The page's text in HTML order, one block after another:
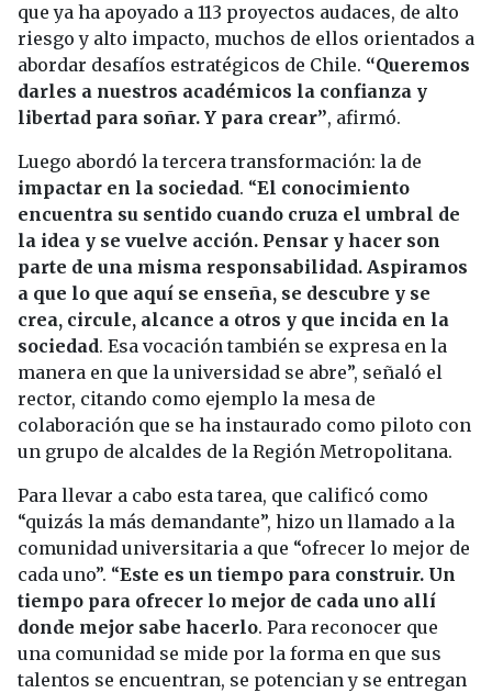
que ya ha apoyado a 113 proyectos audaces, de alto
riesgo y alto impacto, muchos de ellos orientados a
abordar desafíos estratégicos de Chile. “Queremos
darles a nuestros académicos la confianza y
libertad para soñar. Y para crear”, afirmó.
Luego abordó la tercera transformación: la de
impactar en la sociedad. “El conocimiento
encuentra su sentido cuando cruza el umbral de
la idea y se vuelve acción. Pensar y hacer son
parte de una misma responsabilidad. Aspiramos
a que lo que aquí se enseña, se descubre y se
crea, circule, alcance a otros y que incida en la
sociedad. Esa vocación también se expresa en la
manera en que la universidad se abre”, señaló el
rector, citando como ejemplo la mesa de
colaboración que se ha instaurado como piloto con
un grupo de alcaldes de la Región Metropolitana.
Para llevar a cabo esta tarea, que calificó como
“quizás la más demandante”, hizo un llamado a la
comunidad universitaria a que “ofrecer lo mejor de
cada uno”. “Este es un tiempo para construir. Un
tiempo para ofrecer lo mejor de cada uno allí
donde mejor sabe hacerlo. Para reconocer que
una comunidad se mide por la forma en que sus
talentos se encuentran, se potencian y se entregan